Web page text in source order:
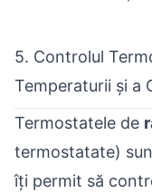
5. Controlul
Temperaturii și a
Termostatele de
termostatate)
îți permit să